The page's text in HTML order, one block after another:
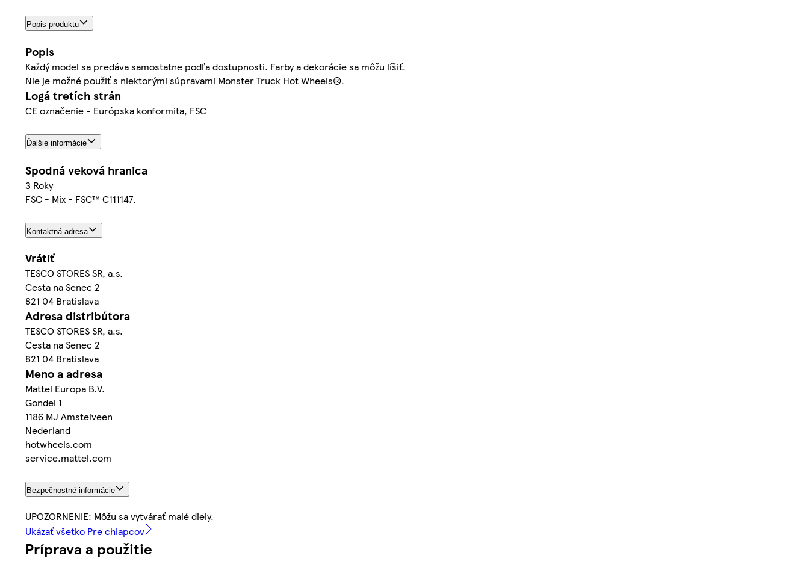
Popis produktu
Popis
Každý model sa predáva samostatne podľa dostupnosti. Farby a dekorácie sa môžu líšiť.
Nie je možné použiť s niektorými súpravami Monster Truck Hot Wheels®.
Logá tretích strán
CE označenie - Európska konformita, FSC
Ďalšie informácie
Spodná veková hranica
3 Roky
FSC - Mix - FSC™ C111147.
Kontaktná adresa
Vrátiť
TESCO STORES SR, a.s.
Cesta na Senec 2
821 04 Bratislava
Adresa distribútora
TESCO STORES SR, a.s.
Cesta na Senec 2
821 04 Bratislava
Meno a adresa
Mattel Europa B.V.
Gondel 1
1186 MJ Amstelveen
Nederland
hotwheels.com
service.mattel.com
Bezpečnostné informácie
UPOZORNENIE: Môžu sa vytvárať malé diely.
Ukázať všetko Pre chlapcov
Príprava a použitie